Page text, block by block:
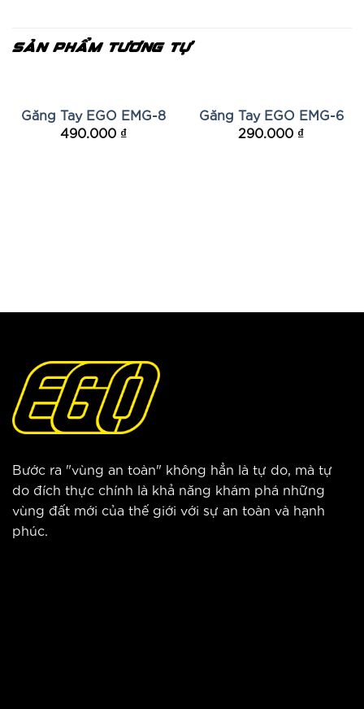
SẢN PHẨM TƯƠNG TỰ
HẾT HÀNG
Găng Tay EGO EMG-8
490.000 ₫
Găng Tay EGO EMG-6
290.000 ₫
Bước ra "vùng an toàn" không hẳn là tự do, mà tự
do đích thực chính là khả năng khám phá những
vùng đất mới của thế giới với sự an toàn và hạnh
phúc.